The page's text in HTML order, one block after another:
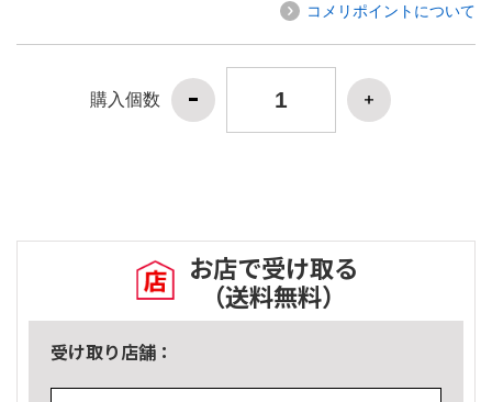
コメリポイントについて
購入個数
お店で受け取る
（送料無料）
受け取り店舗：